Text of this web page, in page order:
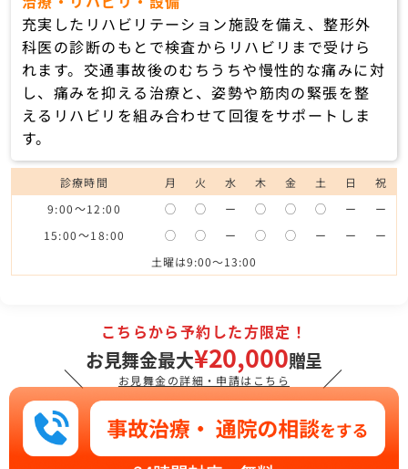
診療時間 月 火 水 木 金 土 日
祝
9:00～12:00
◯ ◯ ー ◯ ◯ ◯ ー
ー
15:00～18:00
◯ ◯ ー ◯ ◯ ー ー
ー
土曜は9:00〜13:00
充実したリハビリテーション施設を備え、整形外
科医の診断のもとで検査からリハビリまで受けら
れます。交通事故後のむちうちや慢性的な痛みに対
し、痛みを抑える治療と、姿勢や筋肉の緊張を整
えるリハビリを組み合わせて回復をサポートしま
す。
＼
こちらから予約した方限定！
お見舞金最大¥20,000贈呈
お見舞金の詳細・申請はこちら ／